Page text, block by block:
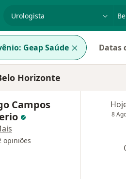
Geap Saúde Datas
Horizonte
Campos
opiniões
8